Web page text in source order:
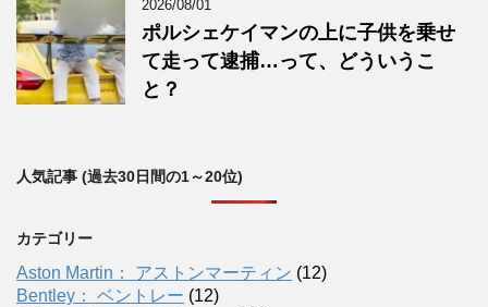
2026/08/01
ポルシェケイマンの上に子供を乗せ
て走って逮捕…って、どういうこ
と？
人気記事 (過去30日間の1～20位)
カテゴリー
Aston Martin： アストンマーティン (12)
Bentley： ベントレー (12)